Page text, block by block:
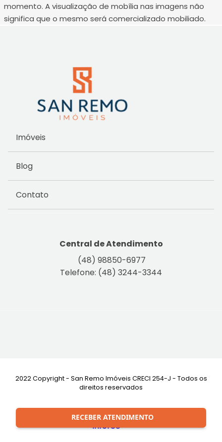
RECEBER ATENDIMENTO
momento. A visualização de mobília nas imagens não
significa que o mesmo será comercializado mobiliado.
Imóveis
Blog
Contato
Central de Atendimento
(48) 98850-6977
Telefone: (48) 3244-3344
2022 Copyright - San Remo Imóveis CRECI 254-J - Todos os
direitos reservados